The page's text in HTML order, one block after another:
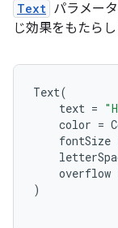
Text パラメー
じ効果をもたらし
Text(
text =
color =
fontSize
overflow
)